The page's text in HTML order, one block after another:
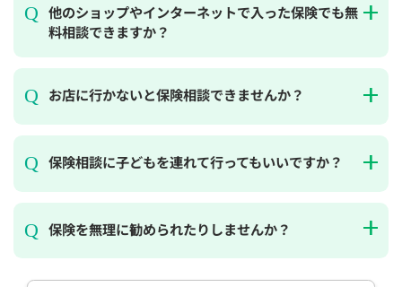
他のショップやインターネットで入った保険でも無
料相談できますか？
お店に行かないと保険相談できませんか？
保険相談に子どもを連れて行ってもいいですか？
保険を無理に勧められたりしませんか？